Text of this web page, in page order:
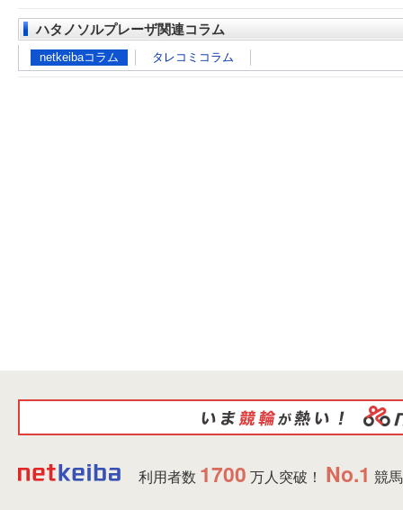
ハタノソルプレーザ関連コラム
netkeibaコラム タレコミコラム
利用者数 1700 万人突破！ No.1 競